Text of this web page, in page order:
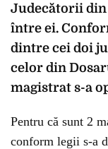
Judecătorii din
între ei.
dintre cei doi
celor din
magistrat s-a
Pentru că sunt 2
conform legii s-a